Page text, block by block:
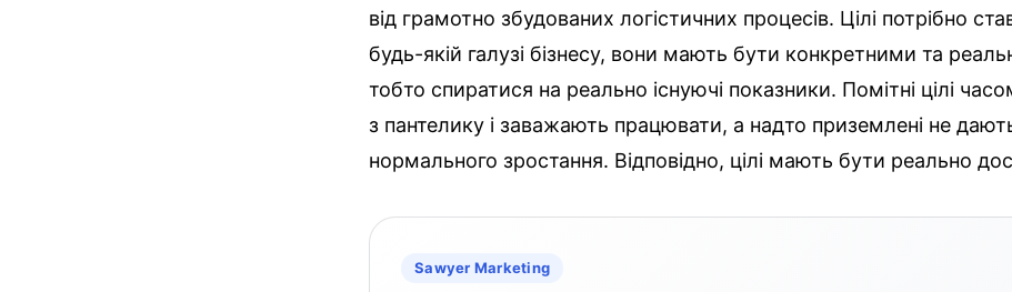
від грамотно збудованих логістичних процесів. Цілі потрібно
будь-якій галузі бізнесу, вони мають бути конкретними та
тобто спиратися на реально існуючі показники. Помітні цілі
з пантелику і заважають працювати, а надто приземлені не
нормального зростання. Відповідно, цілі мають бути реально
Sawyer Marketing